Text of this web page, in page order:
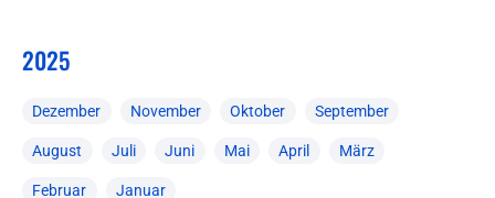
2025
Dezember November Oktober September
August Juli Juni Mai April März
Februar Januar